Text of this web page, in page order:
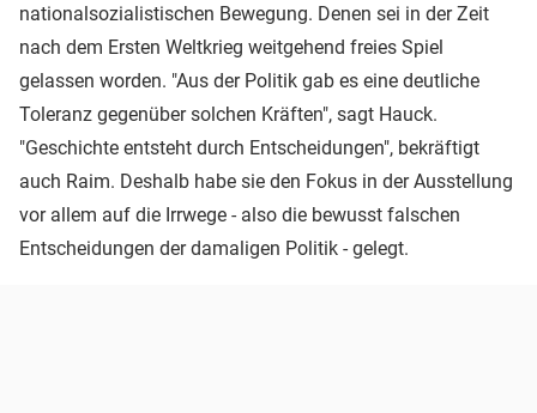
nationalsozialistischen Bewegung. Denen sei in der Zeit
nach dem Ersten Weltkrieg weitgehend freies Spiel
gelassen worden. "Aus der Politik gab es eine deutliche
Toleranz gegenüber solchen Kräften", sagt Hauck.
"Geschichte entsteht durch Entscheidungen", bekräftigt
auch Raim. Deshalb habe sie den Fokus in der Ausstellung
vor allem auf die Irrwege - also die bewusst falschen
Entscheidungen der damaligen Politik - gelegt.